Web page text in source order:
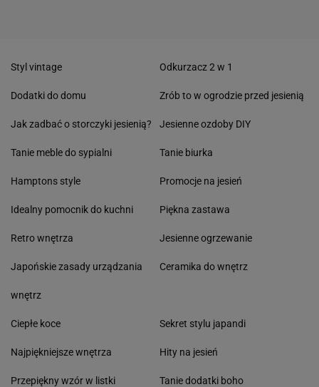
Styl vintage
Dodatki do domu
Jak zadbać o storczyki jesienią?
Tanie meble do sypialni
Hamptons style
Idealny pomocnik do kuchni
Retro wnętrza
Japońskie zasady urządzania
wnętrz
Odkurzacz 2 w 1
Zrób to w ogrodzie przed jesienią
Jesienne ozdoby DIY
Tanie biurka
Promocje na jesień
Piękna zastawa
Jesienne ogrzewanie
Ceramika do wnętrz
Ciepłe koce
Najpiękniejsze wnętrza
Przepiękny wzór w listki
Sekret stylu japandi
Hity na jesień
Tanie dodatki boho